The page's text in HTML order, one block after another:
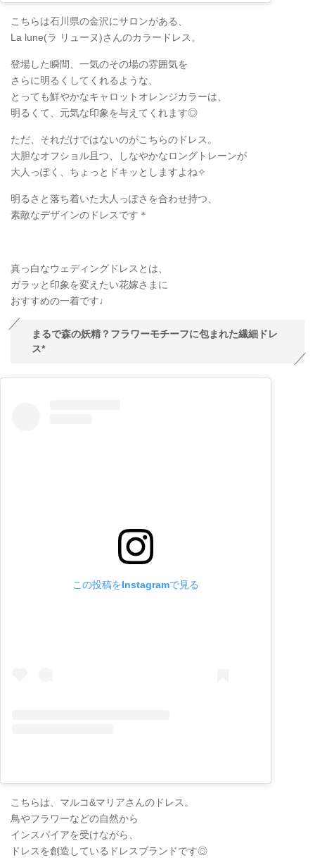
こちらは石川県の金沢にサロンがある、
La lune(ラ リューヌ)さんのカラードレス。
登場した瞬間、一気のその場の雰囲気を
さらに明るくしてくれるような、
とっても鮮やかなキャロットオレンジカラーは、
明るくて、元気な印象を与えてくれます◎
ただ、それだけではないのがこちらのドレス。
大胆なオフショル且つ、しなやかなロングトレーンが
大人っぽく、ちょっとドキッとしますよね✧
明るさと落ち着いた大人っぽさを合わせ持つ、
素敵なデザインのドレスです＊
真っ白なウェディングドレスとは、
ガラッと印象を変えたい花嫁さまに
おすすめの一着です♩
まるで森の妖精？フラワーモチーフに包まれた繊細ドレ
ス*
この投稿をInstagramで見る
こちらは、マルコ&マリアさんのドレス。
鳥やフラワーなどの自然から
インスパイアを受けながら、
ドレスを創造しているドレスブランドです◎